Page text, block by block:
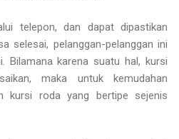
telepon, dan dapat dipastikan
selesai, pelanggan-pelanggan ini
Bilamana karena suatu hal, kursi
maka untuk kemudahan
kursi roda yang bertipe sejenis